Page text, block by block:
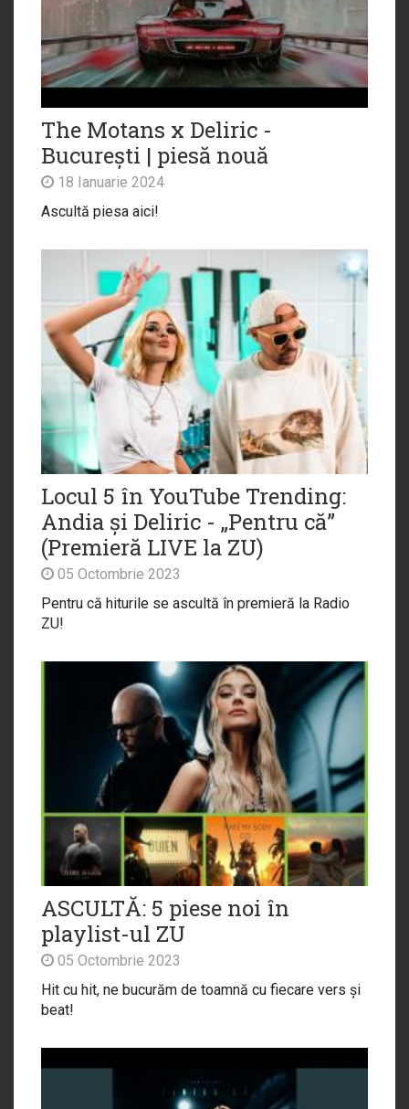
The Motans x Deliric -
București | piesă nouă
18 Ianuarie 2024
Ascultă piesa aici!
Locul 5 în YouTube Trending:
Andia și Deliric - „Pentru că”
(Premieră LIVE la ZU)
05 Octombrie 2023
Pentru că hiturile se ascultă în premieră la Radio
ZU!
ASCULTĂ: 5 piese noi în
playlist-ul ZU
05 Octombrie 2023
Hit cu hit, ne bucurăm de toamnă cu fiecare vers și
beat!